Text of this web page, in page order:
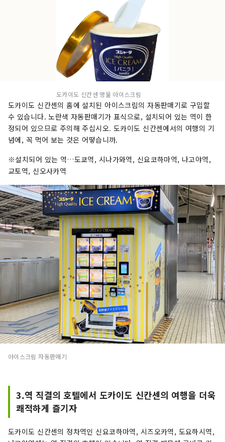
도카이도 신칸센 명물 아이스크림
도카이도 신칸센의 홈에 설치된 아이스크림의 자동판매기로 구입할
수 있습니다. 노란색 자동판매기가 표식으로, 설치되어 있는 역이 한
정되어 있으므로 주의해 주십시오. 도카이도 신칸센에서의 여행의 기
념에, 꼭 먹어 보는 것은 어떻습니까.
※설치되어 있는 역…도쿄역, 시나가와역, 신요코하마역, 나고야역,
교토역, 신오사카역
아이스크림 자동판매기
3.역 직결의 호텔에서 도카이도 신칸센의 여행을 더욱
쾌적하게 즐기자
도카이도 신칸센의 정차역인 신요코하마역, 시즈오카역, 도요하시역,